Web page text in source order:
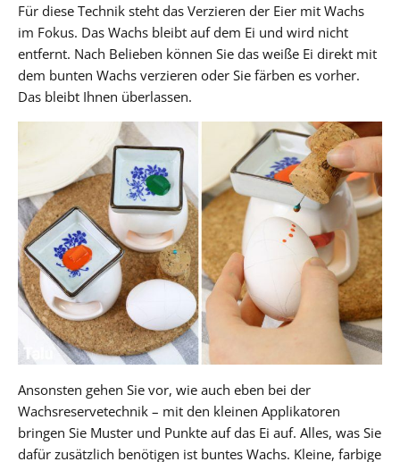
Für diese Technik steht das Verzieren der Eier mit Wachs
im Fokus. Das Wachs bleibt auf dem Ei und wird nicht
entfernt. Nach Belieben können Sie das weiße Ei direkt mit
dem bunten Wachs verzieren oder Sie färben es vorher.
Das bleibt Ihnen überlassen.
Ansonsten gehen Sie vor, wie auch eben bei der
Wachsreservetechnik – mit den kleinen Applikatoren
bringen Sie Muster und Punkte auf das Ei auf. Alles, was Sie
dafür zusätzlich benötigen ist buntes Wachs. Kleine, farbige